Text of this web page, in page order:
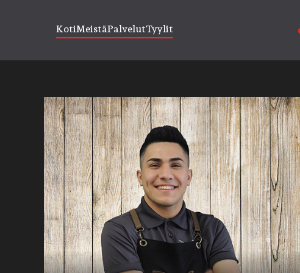
KotiMeistäPalvelutTyylit